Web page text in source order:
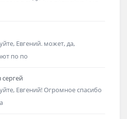
Евгений. может, да,
по по
Евгений! Огромное спасибо